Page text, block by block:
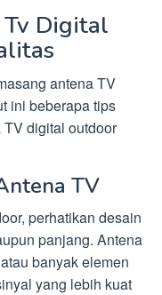
Digital
antena TV
ini beberapa tips
digital outdoor
TV
perhatikan desain
panjang. Antena
banyak elemen
yang lebih kuat